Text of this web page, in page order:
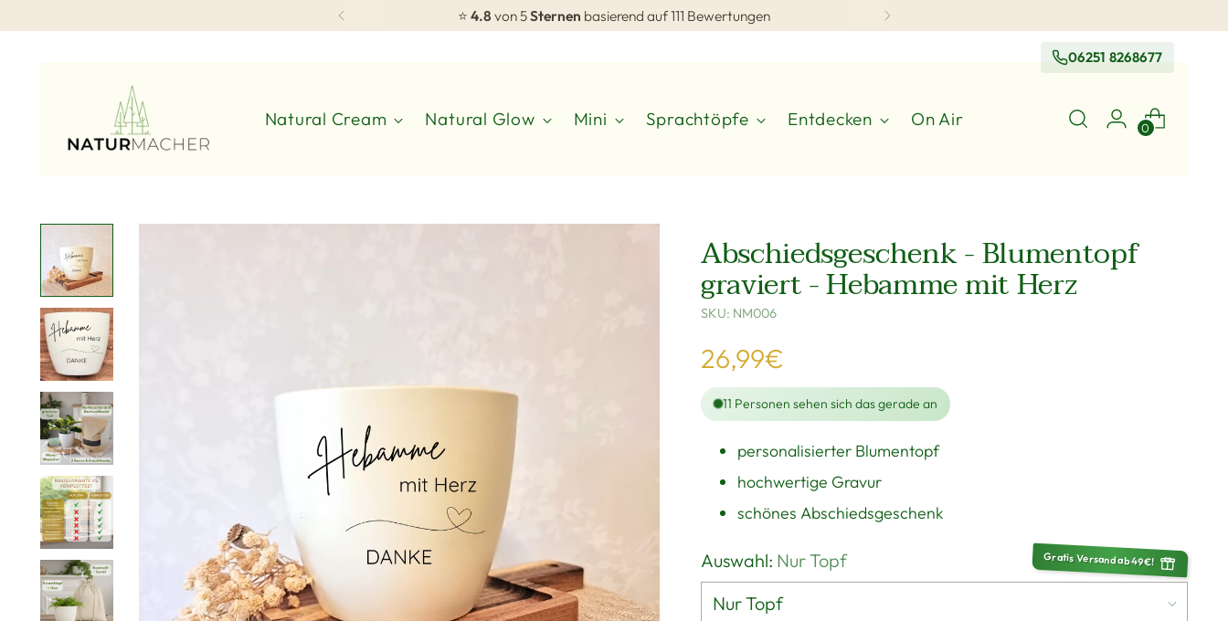
⭐ 4.8 von 5Sternen basierend auf 111 Bewertungen
06251 8268677
Natural Cream Natural Glow Mini Sprachtöpfe Entdecken On Air 0
Abschiedsgeschenk - Blumentopf
graviert - Hebamme mit Herz
SKU: NM006
Regulärer
Preis
26,99€
11 Personen sehen sich das gerade an
personalisierter Blumentopf
hochwertige Gravur
schönes Abschiedsgeschenk
Auswahl: Nur Topf Gratis Versand ab 49€!